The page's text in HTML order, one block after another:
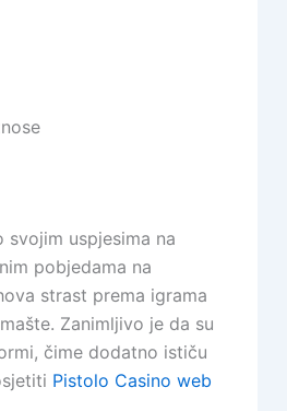
uspjesima na
pobjedama na
strast prema igrama
Zanimljivo je da su
čime dodatno ističu
Pistolo Casino web